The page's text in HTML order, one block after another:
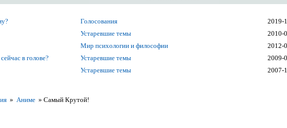
Голосования
2019-
Устаревшие темы
2010-
Мир психологии и философии
2012-
в голове?
Устаревшие темы
2009-
Устаревшие темы 2007-
» Аниме »Самый Крутой!